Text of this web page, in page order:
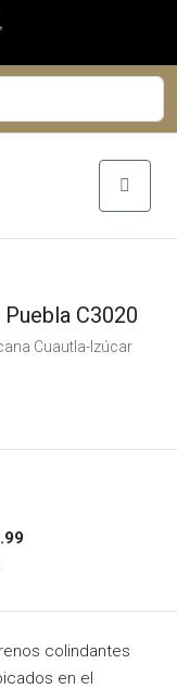
C3020
Cuautla-Izúcar
colindantes
en el